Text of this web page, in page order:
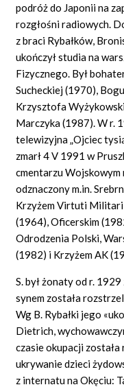
podróż do Japonii na
rozgłośni radiowych.
z braci Rybałków,
ukończył studia na
Fizycznego. Był
Sucheckiej (1970),
Krzysztofa
Marczyka (1987). W r.
telewizyjna „Ojciec
zmarł 4 V 1991 w
cmentarzu Wojskowym
odznaczony m.in.
Krzyżem Virtuti Militari
(1964), Oficerskim
Odrodzenia Polski,
(1982) i Krzyżem AK
S. był żonaty od r.
synem została
Wg B. Rybałki jego
Dietrich,
czasie okupacji
ukrywanie dzieci
z internatu na Okęciu: